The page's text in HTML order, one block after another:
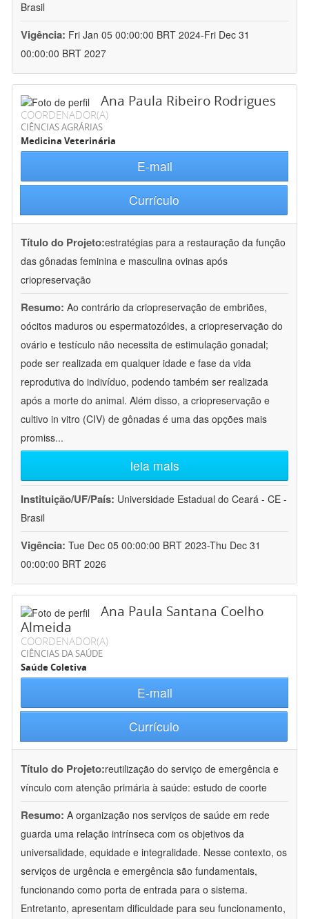
Brasil
Vigência: Fri Jan 05 00:00:00 BRT 2024-Fri Dec 31
00:00:00 BRT 2027
Ana Paula Ribeiro Rodrigues
COORDENADOR(A)
CIÊNCIAS AGRÁRIAS
Medicina Veterinária
E-mail
Currículo
Título do Projeto:estratégias para a restauração da função
das gônadas feminina e masculina ovinas após
criopreservação
Resumo: Ao contrário da criopreservação de embriões,
oócitos maduros ou espermatozóides, a criopreservação do
ovário e testículo não necessita de estimulação gonadal;
pode ser realizada em qualquer idade e fase da vida
reprodutiva do indivíduo, podendo também ser realizada
após a morte do animal. Além disso, a criopreservação e
cultivo in vitro (CIV) de gônadas é uma das opções mais
promiss...
leia mais
Instituição/UF/País: Universidade Estadual do Ceará - CE -
Brasil
Vigência: Tue Dec 05 00:00:00 BRT 2023-Thu Dec 31
00:00:00 BRT 2026
Ana Paula Santana Coelho
Almeida
COORDENADOR(A)
CIÊNCIAS DA SAÚDE
Saúde Coletiva
E-mail
Currículo
Título do Projeto:reutilização do serviço de emergência e
vínculo com atenção primária à saúde: estudo de coorte
Resumo: A organização nos serviços de saúde em rede
guarda uma relação intrínseca com os objetivos da
universalidade, equidade e integralidade. Nesse contexto, os
serviços de urgência e emergência são fundamentais,
funcionando como porta de entrada para o sistema.
Entretanto, apresentam dificuldade para seu funcionamento,